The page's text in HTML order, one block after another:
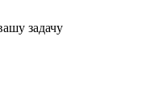
задачу